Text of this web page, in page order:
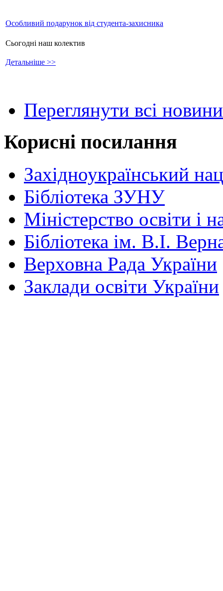
Особливий подарунок від студента-захисника
Сьогодні наш колектив
Детальніше >>
Переглянути всі новини
Корисні посилання
Західноукраїнський
Бібліотека ЗУНУ
Міністерство освіти і
Бібліотека ім. В.І.
Верховна Рада України
Заклади освіти України